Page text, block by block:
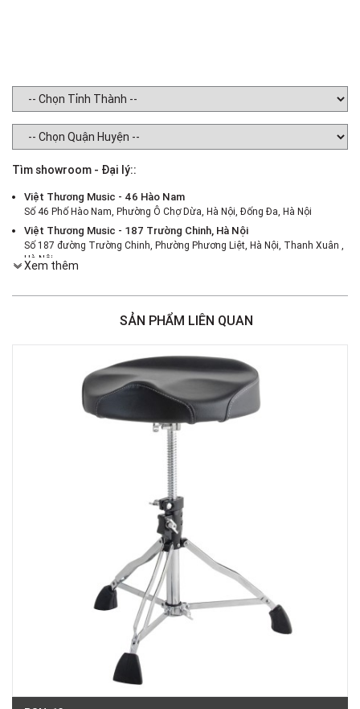
Tìm showroom - Đại lý::
Việt Thương Music - 46 Hào Nam
Số 46 Phố Hào Nam, Phường Ô Chợ Dừa, Hà Nội, Đống Đa, Hà Nội
Việt Thương Music - 187 Trường Chinh, Hà Nội
Số 187 đường Trường Chinh, Phường Phương Liệt, Hà Nội, Thanh Xuân ,
Hà Nội
386 Cách Mạng Tháng Tám, Phường Nhiêu Lộc, TPHCM, Quận 3, Hồ Chí
Việt Thương Music - 369 Điện Biên Phủ
Việt Thương Music - 180 Võ Thị Sáu
180B Võ Thị Sáu, Phường Xuân Hòa, TPHCM, Quận 3, Hồ Chí Minh
Việt Thương Music - Crescent Mall
6F-01 Tầng 6 Trung Tâm Thương Mại Crescent Mall, 101 Tôn Dật Tiên,
Phường Tân Mỹ, TPHCM, Quận 7, Hồ Chí Minh
Việt Thương Music - 49E Phan Đăng Lưu
49E Phan Đăng Lưu, Phường Bình Thạnh, TPHCM, Quận Bình Thạnh, Hồ
Việt Thương Music - Phường Gò Vấp
11 Đường số 3, Khu dân cư Cityland Park Hill, Phường Gò Vấp, TPHCM,
Việt Thương Music - 442 Lũy Bán Bích
442 Lũy Bán Bích, Phường Tân Phú, TPHCM, Quận Tân Phú, Hồ Chí Minh
Việt Thương Music - 12 Quốc Hương
Tầng G, Tòa nhà Thảo Điền Pearl, 12 Quốc Hương, Phường An Khánh,
TPHCM, Quận 2, Hồ Chí Minh
Việt Thương Music - 357 Cộng Hòa
357 Cộng Hòa, Phường Tân Bình, TPHCM, Quận Tân Bình, Hồ Chí Minh
Việt Thương Music - 6F Ngô Thời Nhiệm
6F Ngô Thời Nhiệm, Phường Xuân Hòa, TPHCM, Quận 3, Hồ Chí Minh
Việt Thương Music - Thanh Khê
344 Nguyễn Văn Linh, Phường Thanh Khê, Đà Nẵng, Thanh Khê, Đà Nẵng
Xem thêm
SẢN PHẨM LIÊN QUAN